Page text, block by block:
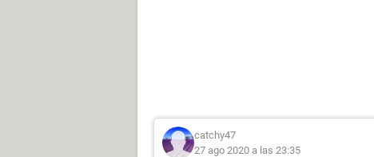
catchy47
27 ago 2020 a las 23:35